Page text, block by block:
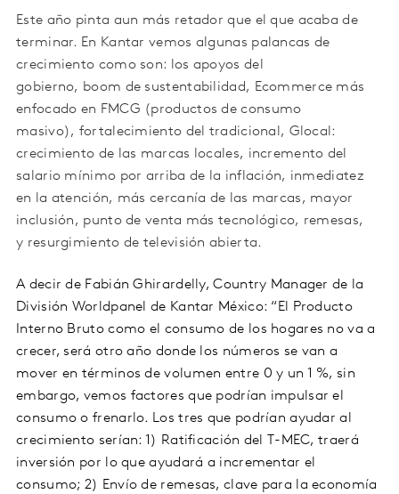
Este año pinta aun más retador que el que acaba de
terminar. En Kantar vemos algunas palancas de
crecimiento como son: los apoyos del
gobierno, boom de sustentabilidad, Ecommerce más
enfocado en FMCG (productos de consumo
masivo), fortalecimiento del tradicional, Glocal:
crecimiento de las marcas locales, incremento del
salario mínimo por arriba de la inflación, inmediatez
en la atención, más cercanía de las marcas, mayor
inclusión, punto de venta más tecnológico, remesas,
y resurgimiento de televisión abierta.
A decir de Fabián Ghirardelly, Country Manager de la
División Worldpanel de Kantar México: “El Producto
Interno Bruto como el consumo de los hogares no va a
crecer, será otro año donde los números se van a
mover en términos de volumen entre 0 y un 1 %, sin
embargo, vemos factores que podrían impulsar el
consumo o frenarlo. Los tres que podrían ayudar al
crecimiento serían: 1) Ratificación del T-MEC, traerá
inversión por lo que ayudará a incrementar el
consumo; 2) Envío de remesas, clave para la economía